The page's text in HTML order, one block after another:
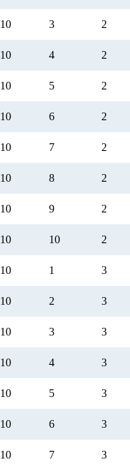
10 3 2
10 4 2
10 5 2
10 6 2
10 7 2
10 8 2
10 9 2
10 10 2
10 1 3
10 2 3
10 3 3
10 4 3
10 5 3
10 6 3
10 7 3